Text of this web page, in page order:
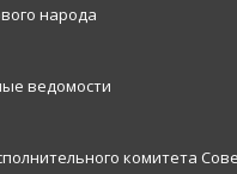
народа
ведомости
комитета